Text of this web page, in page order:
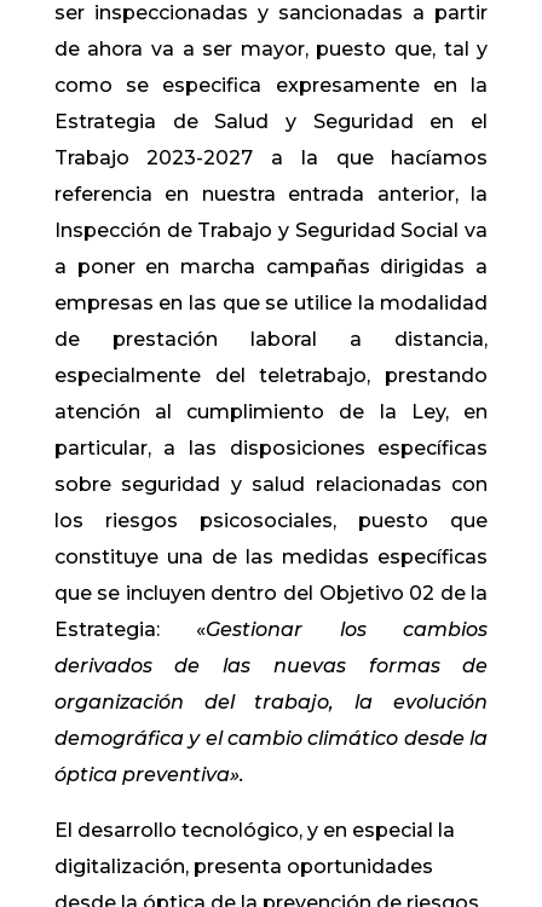
ser inspeccionadas y sancionadas a partir
de ahora va a ser mayor, puesto que, tal y
como se especifica expresamente en la
Estrategia de Salud y Seguridad en el
Trabajo 2023-2027 a la que hacíamos
referencia en nuestra entrada anterior, la
Inspección de Trabajo y Seguridad Social va
a poner en marcha campañas dirigidas a
empresas en las que se utilice la modalidad
de prestación laboral a distancia,
especialmente del teletrabajo, prestando
atención al cumplimiento de la Ley, en
particular, a las disposiciones específicas
sobre seguridad y salud relacionadas con
los riesgos psicosociales, puesto que
constituye una de las medidas específicas
que se incluyen dentro del Objetivo 02 de la
Estrategia: «Gestionar los cambios
derivados de las nuevas formas de
organización del trabajo, la evolución
demográfica y el cambio climático desde la
óptica preventiva».
El desarrollo tecnológico, y en especial la
digitalización, presenta oportunidades